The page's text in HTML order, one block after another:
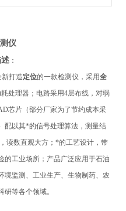
仪
：
打造定位的一款检测仪，采用全
处理器；电路采用4层布线，对弱
芯片（部分厂家为了节约成本采
配以其*的信号处理算法，测量结
读数直观大方；*的工艺设计，带
的工业场所；产品广泛应用于石油
境监测、工业生产、生物制药、农
等各个领域。